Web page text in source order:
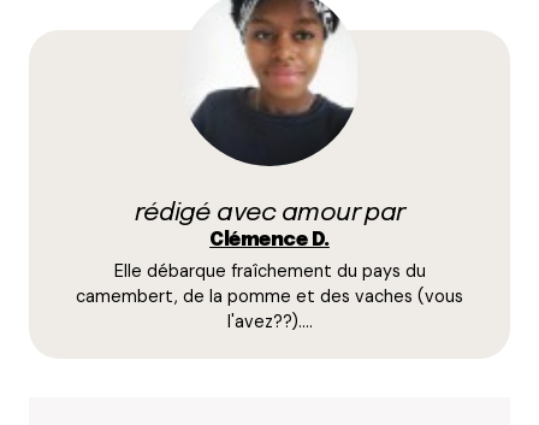
Votre adresse e-mail ne sera pas publiée.
champs obligatoires sont indiqués avec
E-mail*
Prévenez-moi de tous les nouveaux commentaires
rédigé avec amour par
Clémence D.
Elle débarque fraîchement du pays du
camembert, de la pomme et des vaches (vous
l'avez??).…